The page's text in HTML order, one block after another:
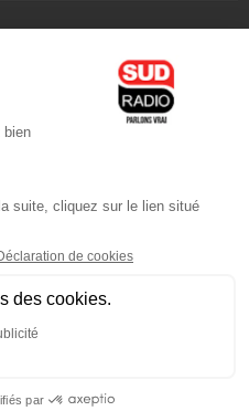
l'application
/ Pierre Olivier